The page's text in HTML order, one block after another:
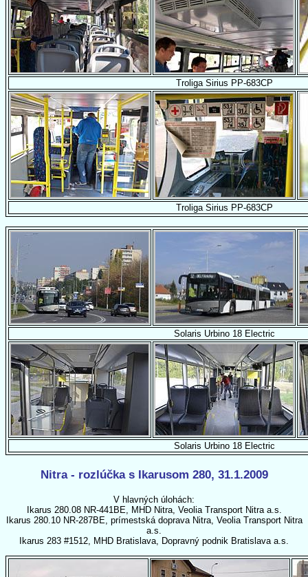
Troliga Sirius PP-683CP
Troliga Sirius PP-683CP
Solaris Urbino 18 Electric
Solaris Urbino 18 Electric
Nitra - rozlúčka s Ikarusom 280, 31.1.2009
V hlavných úlohách:
Ikarus 280.08 NR-441BE, MHD Nitra, Veolia Transport Nitra a.s.
Ikarus 280.10 NR-287BE, prímestská doprava Nitra, Veolia Transport Nitra
a.s.
Ikarus 283 #1512, MHD Bratislava, Dopravný podnik Bratislava a.s.